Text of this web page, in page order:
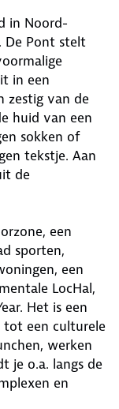
in Noord-
De Pont stelt
in een
zestig van de
huid van een
sokken of
tekstje. Aan
de
een
sporten,
een
LocHal,
Het is een
tot een culturele
werken
je o.a. langs de
en